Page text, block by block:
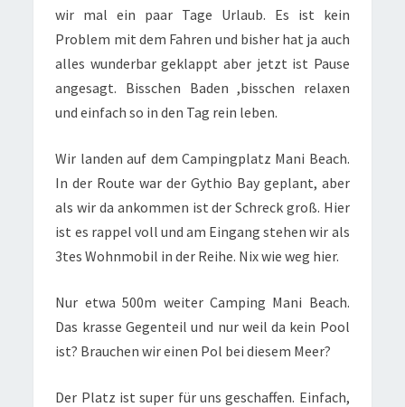
wir mal ein paar Tage Urlaub. Es ist kein
Problem mit dem Fahren und bisher hat ja auch
alles wunderbar geklappt aber jetzt ist Pause
angesagt. Bisschen Baden ,bisschen relaxen
und einfach so in den Tag rein leben.
Wir landen auf dem Campingplatz Mani Beach.
In der Route war der Gythio Bay geplant, aber
als wir da ankommen ist der Schreck groß. Hier
ist es rappel voll und am Eingang stehen wir als
3tes Wohnmobil in der Reihe. Nix wie weg hier.
Nur etwa 500m weiter Camping Mani Beach.
Das krasse Gegenteil und nur weil da kein Pool
ist? Brauchen wir einen Pol bei diesem Meer?
Der Platz ist super für uns geschaffen. Einfach,